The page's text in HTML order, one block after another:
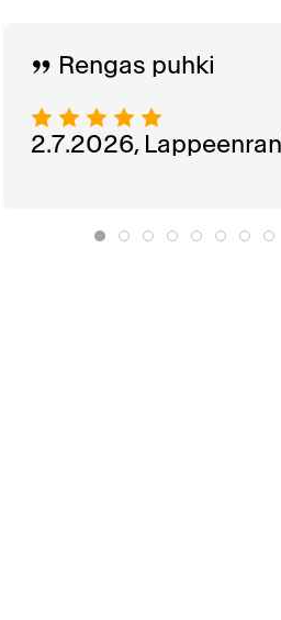
Rengas puhki
2.7.2026,